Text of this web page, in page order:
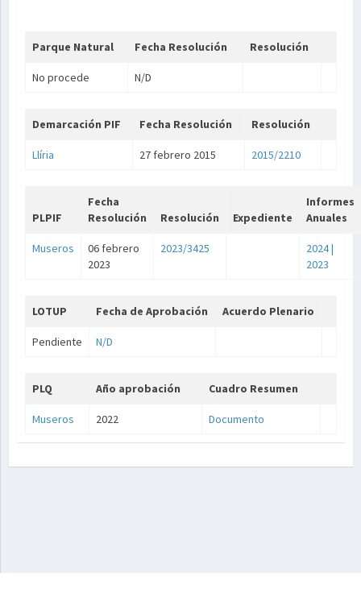
Parque Natural Fecha Resolución Resolución
No procede N/D
Demarcación PIF Fecha Resolución Resolución
Llíria 27 febrero 2015 2015/2210
PLPIF
Fecha
Resolución
Resolución Expediente
Informes
Anuales
Museros
06 febrero
2023
2023/3425 2024|
2023
LOTUP Fecha de Aprobación Acuerdo Plenario
Pendiente N/D
PLQ Año aprobación Cuadro Resumen
Museros 2022 Documento